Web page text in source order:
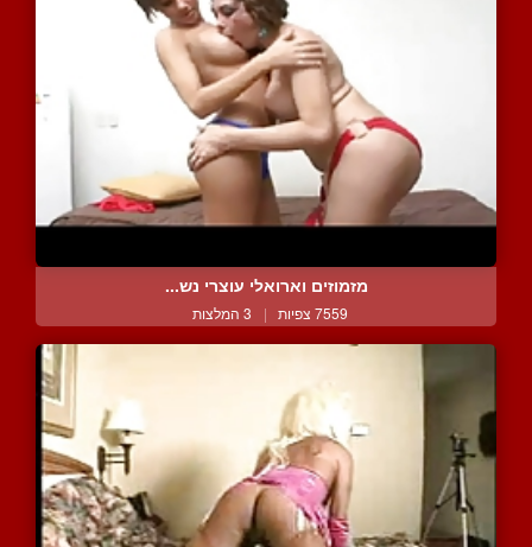
מזמוזים וארואלי עוצרי נש...
7559 צפיות | 3 המלצות